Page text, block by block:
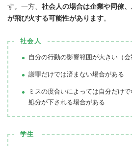
す。一方、 社会人の場合は企業や同僚
が飛び火する可能性があります。
社会人
自分の行動の影響範囲が大きい（会
謝罪だけでは済まない場合がある
ミスの度合いによっては自分だけ
処分が下される場合がある
学生